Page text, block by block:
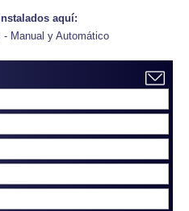
aquí:
- Manual y Automático